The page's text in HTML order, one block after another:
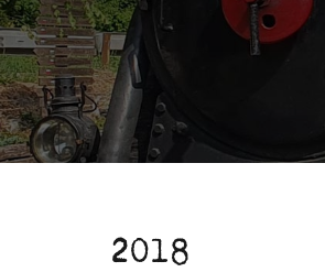
2018